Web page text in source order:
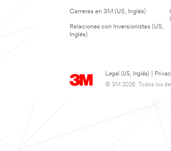
Carreras en 3M (US, Inglés)
Relaciones con Inversionistas (US,
Inglés)
Legal (US, Inglés)
© 3M 2026. Todos los